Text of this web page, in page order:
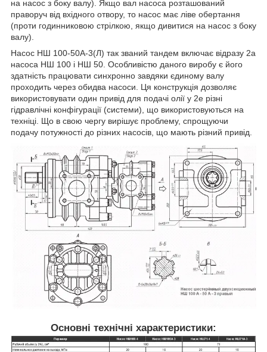
на насос з боку валу). Якщо вал насоса розташований
праворуч від вхідного отвору, то насос має ліве обертання
(проти годинниковою стрілкою, якщо дивитися на насос з боку
валу).
Насос НШ 100-50А-3(Л) так званий тандем включає відразу 2а
насоса НШ 100 і НШ 50. Особливістю даного виробу є його
здатність працювати синхронно завдяки єдиному валу
проходить через обидва насоси. Ця конструкція дозволяє
використовувати один привід для подачі олії у 2е різні
гідравлічні конфігурації (системи), що використовуються на
техніці. Що в свою чергу вирішує проблему, спрощуючи
подачу потужності до різних насосів, що мають різний привід.
Основні технічні характеристики: